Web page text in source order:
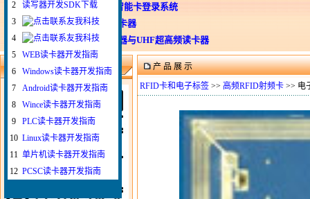
Windows智能卡登录系统
WEB与发卡器
WEB浏览器与UHF超高频读卡器
微信扫一扫联系我
产 品 展 示
RFID卡和电子标签 >> 高频RFID射频卡 >> 电
2
读写器开发SDK下载
3
4
5
WEB读卡器开发指南
6
Windows读卡器开发指南
7
Android读卡器开发指南
8
Wince读卡器开发指南
9
PLC读卡器开发指南
10 Linux读卡器开发指南
11 单片机读卡器开发指南
12 PCSC读卡器开发指南